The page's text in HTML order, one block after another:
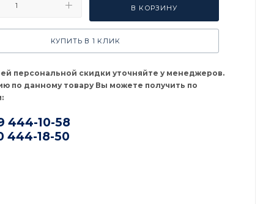
В КОРЗИНУ
КУПИТЬ В 1 КЛИК
персональной скидки уточняйте у менеджеров.
по данному товару Вы можете получить по
444-10-58
444-18-50